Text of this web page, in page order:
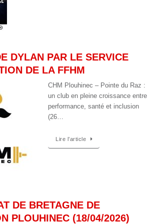
DYLAN PAR LE SERVICE
DE LA FFHM
CHM Plouhinec – Pointe du Raz :
un club en pleine croissance entre
performance, santé et inclusion
(26…
Lire l’article
DE BRETAGNE DE
PLOUHINEC (18/04/2026)